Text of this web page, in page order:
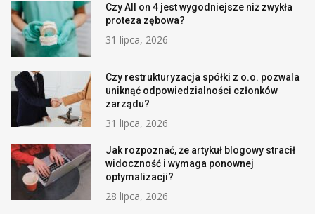
Czy All on 4 jest wygodniejsze niż zwykła
proteza zębowa?
31 lipca, 2026
Czy restrukturyzacja spółki z o.o. pozwala
uniknąć odpowiedzialności członków
zarządu?
31 lipca, 2026
Jak rozpoznać, że artykuł blogowy stracił
widoczność i wymaga ponownej
optymalizacji?
28 lipca, 2026